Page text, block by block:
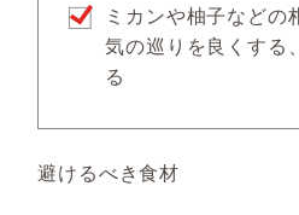
ミカンや柚子など
気の巡りを良くする
る
避けるべき食材